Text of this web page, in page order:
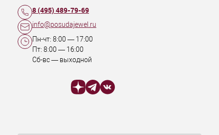
8 (495) 489-79-69
info@posudajewel.ru
Пн-чт: 8:00 — 17:00
Пт: 8:00 — 16:00
Сб-вс — выходной